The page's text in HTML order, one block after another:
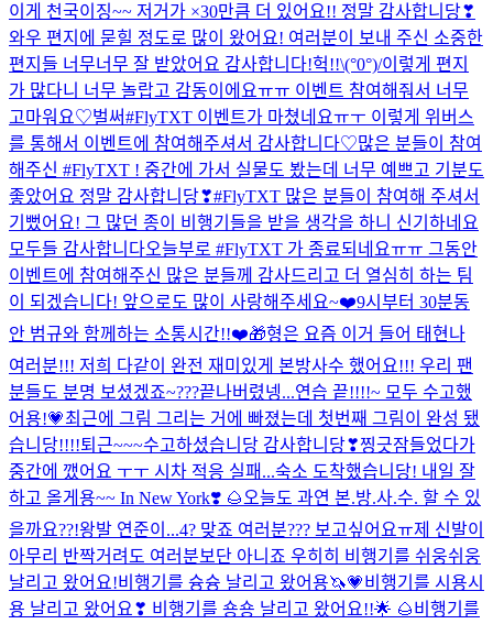
이게 천국이징~~ 저거가 ×30만큼 더 있어요!! 정말 감사합니당❣
와우 편지에 묻힐 정도로 많이 왔어요! 여러분이 보내 주신 소중한
편지들 너무너무 잘 받았어요 감사합니다!헉!!\(°0°)/이렇게 편지
가 많다니 너무 놀랍고 감동이에요ㅠㅠ 이벤트 참여해줘서 너무
고마워요♡벌써#FlyTXT 이벤트가 마쳤네요ㅠㅜ 이렇게 위버스
를 통해서 이벤트에 참여해주셔서 감사합니다♡많은 분들이 참여
해주신 #FlyTXT ! 중간에 가서 실물도 봤는데 너무 예쁘고 기분도
좋았어요 정말 감사합니당❣#FlyTXT 많은 분들이 참여해 주셔서
기뻤어요! 그 많던 종이 비행기들을 받을 생각을 하니 신기하네요
모두들 감사합니다오늘부로 #FlyTXT 가 종료되네요ㅠㅠ 그동안
이벤트에 참여해주신 많은 분들께 감사드리고 더 열심히 하는 팀
이 되겠습니다! 앞으로도 많이 사랑해주세요~❤️9시부터 30분동
안 범규와 함께하는 소통시간!!❤️🎁형은 요즘 이거 들어 태현나
여러분!!! 저희 다같이 완전 재미있게 본방사수 했어요!!! 우리 팬
분들도 분명 보셨겠죠~???끝나버렸넹...연습 끝!!!!~ 모두 수고했
어용!💗최근에 그림 그리는 거에 빠졌는데 첫번째 그림이 완성 됐
습니당!!!!퇴근~~~수고하셨습니당 감사합니당❣찡긋잠들었다가
중간에 깼어요 ㅜㅜ 시차 적응 실패...숙소 도착했습니당! 내일 잘
하고 올게용~~ In New York❣️ 🌰 오늘도 과연 본.방.사.수. 할 수 있
을까요??!왕발 연준이...4? 맞죠 여러분??? 보고싶어요ㅠ제 신발이
아무리 반짝거려도 여러분보단 아니죠 우히히 비행기를 쉬웅쉬웅
날리고 왔어요!비행기를 슝슝 날리고 왔어용🦄💗비행기를 시용시
용 날리고 왔어요❣ 비행기를 숑숑 날리고 왔어요!!🌟 🌰비행기를